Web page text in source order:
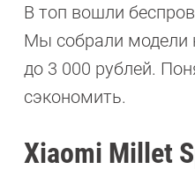
В топ вошли
Мы собрали модели
до 3 000 рублей.
сэкономить.
Xiaomi Millet